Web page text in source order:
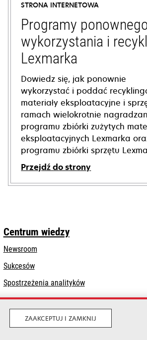
STRONA INTERNETOWA
Programy
wykorzystania i
Lexmarka
Dowiedz się, jak ponownie
wykorzystać i poddać
materiały eksploatacyjne i
ramach wielokrotnie
programu zbiórki zużytych
eksploatacyjnych Lexmarka
programu zbiórki sprzętu
Przejdź do strony
Centrum wiedzy
Newsroom
Sukcesów
Spostrzeżenia analityków
ZAAKCEPTUJ I ZAMKNIJ